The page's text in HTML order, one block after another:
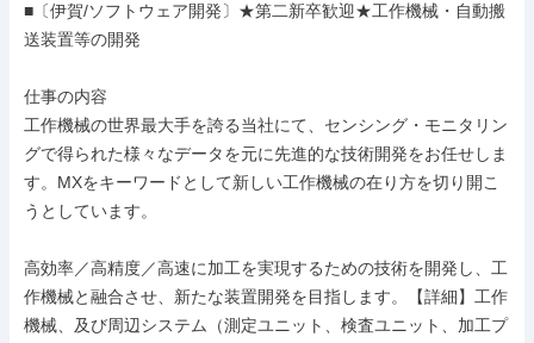
■〔伊賀/ソフトウェア開発〕★第二新卒歓迎★工作機械・自動搬
送装置等の開発
仕事の内容
工作機械の世界最大手を誇る当社にて、センシング・モニタリン
グで得られた様々なデータを元に先進的な技術開発をお任せしま
す。MXをキーワードとして新しい工作機械の在り方を切り開こ
うとしています。
高効率／高精度／高速に加工を実現するための技術を開発し、工
作機械と融合させ、新たな装置開発を目指します。【詳細】工作
機械、及び周辺システム（測定ユニット、検査ユニット、加工プ